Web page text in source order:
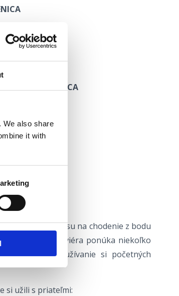
We also share
it with
BARAC CRIKVENICA
príliš veľa času na chodenie z bodu
Crikvenická riviéra ponúka niekoľko
umožňujú užívanie si početných
si užili s priateľmi: